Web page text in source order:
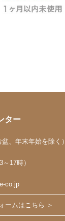
ター
、年末年始を除く）
17時）
co.jp
ームはこちら ＞